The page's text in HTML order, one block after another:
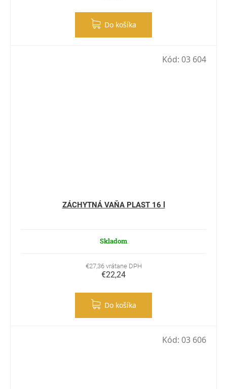
Do košíka
ZÁCHYTNÁ VAŇA PLAST 16 l
Skladom
€27,36 vrátane DPH
€22,24
Do košíka
Kód: 03 604
Kód: 03 606